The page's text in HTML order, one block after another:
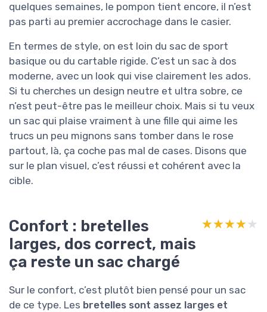
quelques semaines, le pompon tient encore, il n’est
pas parti au premier accrochage dans le casier.
En termes de style, on est loin du sac de sport
basique ou du cartable rigide. C’est un sac à dos
moderne, avec un look qui vise clairement les ados.
Si tu cherches un design neutre et ultra sobre, ce
n’est peut-être pas le meilleur choix. Mais si tu veux
un sac qui plaise vraiment à une fille qui aime les
trucs un peu mignons sans tomber dans le rose
partout, là, ça coche pas mal de cases. Disons que
sur le plan visuel, c’est réussi et cohérent avec la
cible.
Confort : bretelles
larges, dos correct, mais
ça reste un sac chargé
★★★★★
★★★★★
Sur le confort, c’est plutôt bien pensé pour un sac
de ce type. Les bretelles sont assez larges et